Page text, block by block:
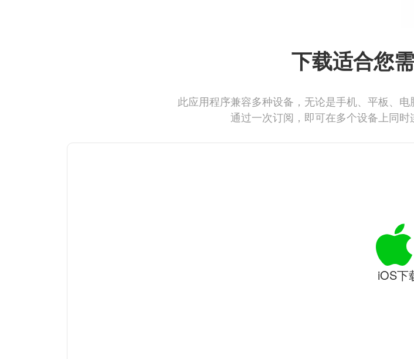
下载适合您
此应用程序兼容多种设备，无论是手机、平板、电
通过一次订阅，即可在多个设备上同时
iOS下